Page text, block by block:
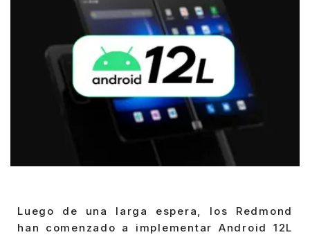
Luego de una larga espera, los Redmond
han comenzado a implementar Android 12L